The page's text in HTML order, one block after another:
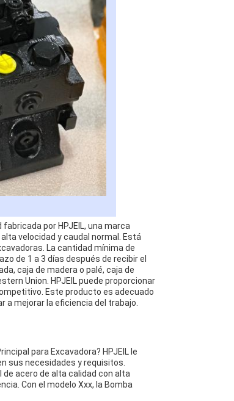
por HPJEIL, una marca
velocidad y caudal normal. Está
La cantidad mínima de
de 1 a 3 días después de recibir el
caja de madera o palé, caja de
Union. HPJEIL puede proporcionar
Este producto es adecuado
a mejorar la eficiencia del trabajo.
para Excavadora? HPJEIL le
sus necesidades y requisitos.
acero de alta calidad con alta
Con el modelo Xxx, la Bomba